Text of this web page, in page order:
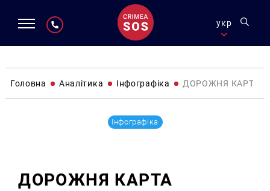
укр
Головна Аналітика Інфографіка ДОРОЖНЯ КАРТА
Інфографіка
ДОРОЖНЯ КАРТА